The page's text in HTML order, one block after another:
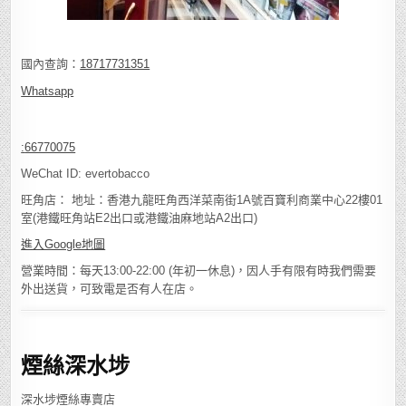
國內查詢： 18717731351
Whatsapp
:66770075
WeChat ID: evertobacco
旺角店： 地址：香港九龍旺角西洋菜南街1A號百寶利商業中心22樓01
室(港鐵旺角站E2出口或港鐵油麻地站A2出口)
進入Google地圖
營業時間：每天13:00-22:00 (年初一休息)，因人手有限有時我們需要
外出送貨，可致電是否有人在店。
煙絲深水埗
深水埗煙絲專賣店